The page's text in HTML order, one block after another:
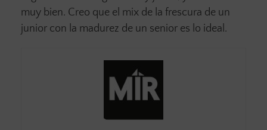
muy bien. Creo que el mix de la frescura de un
junior con la madurez de un senior es lo ideal.